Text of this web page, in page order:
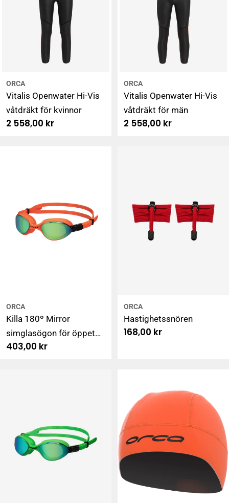
ORCA
Vitalis Openwater Hi-Vis
våtdräkt för kvinnor
Ordinarie
2 558,00 kr
ORCA
Vitalis Openwater Hi-Vis
våtdräkt för män
Ordinarie
2 558,00 kr
ORCA
Killa 180º Mirror
simglasögon för öppet
vatten, orange
Ordinarie
403,00 kr
ORCA
Hastighetssnören
Ordinarie
168,00 kr